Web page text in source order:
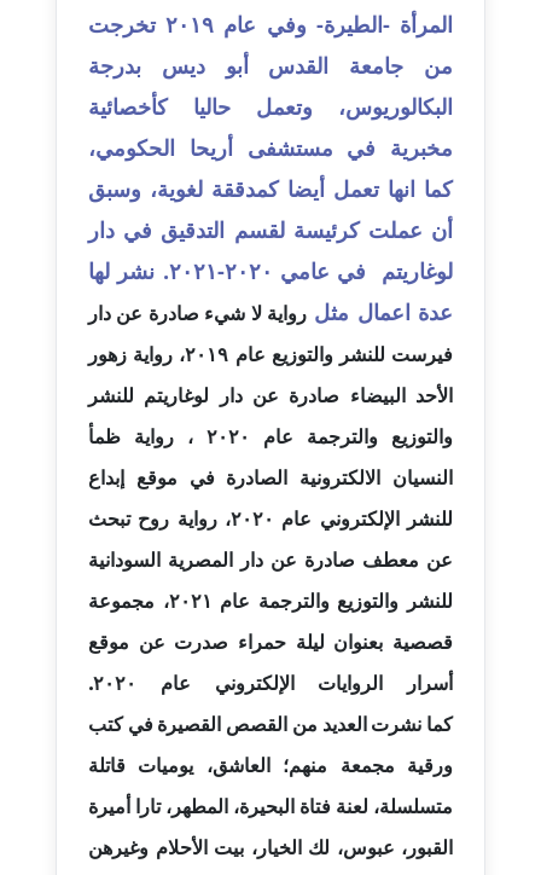
مدونة أحمد مليجي
عاملة
مدونة اريج الشرفا
مدونة اسراء كمال
عاملة
مدونة اسلام أبو علم
عاملة
مدونة اسماء خوجة
عاملة
عاملة
مدونة أسماء نور الدين
عاملة
مدونة اسماعيل ابو زيد
عاملة
مدونة اسماعيل محسن
عاملة
مدونة اسيمة اسامه
عاملة
المرأة -الطيرة- وفي عام ٢٠١٩ تخرجت
من جامعة القدس أبو ديس بدرجة
البكالوريوس، وتعمل حاليا كأخصائية
مخبرية في مستشفى أريحا الحكومي،
كما انها تعمل أيضا كمدققة لغوية، وسبق
أن عملت كرئيسة لقسم التدقيق في دار
لوغاريتم في عامي ٢٠٢٠-٢٠٢١. نشر لها
عدة اعمال مثلرواية لا شيء صادرة عن دار
فيرست للنشر والتوزيع عام ٢٠١٩،
رواية زهور
الأحد البيضاء صادرة عن دار لوغاريتم للنشر
والتوزيع والترجمة عام ٢٠٢٠ ،
رواية ظمأ
النسيان الالكترونية الصادرة في موقع إبداع
للنشر الإلكتروني عام ٢٠٢٠،
رواية روح تبحث
عن معطف صادرة عن دار المصرية السودانية
للنشر والتوزيع والترجمة عام ٢٠٢١،
مجموعة
قصصية بعنوان ليلة حمراء صدرت عن موقع
أسرار الروايات الإلكتروني عام ٢٠٢٠.
كما نشرت العديد من القصص القصيرة في كتب
ورقية مجمعة منهم؛ العاشق، يوميات قاتلة
متسلسلة، لعنة فتاة البحيرة، المطهر، تارا أميرة
القبور، عبوس، لك الخيار، بيت الأحلام وغيرهن